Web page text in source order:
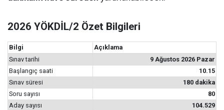
2026 YÖKDİL/2 Özet Bilgileri
Bilgi
Açıklama
Sınav tarihi
9 Ağustos 2026 Pazar
Başlangıç saati
10.15
Sınav süresi
180 dakika
Soru sayısı
80
Aday sayısı
104.529